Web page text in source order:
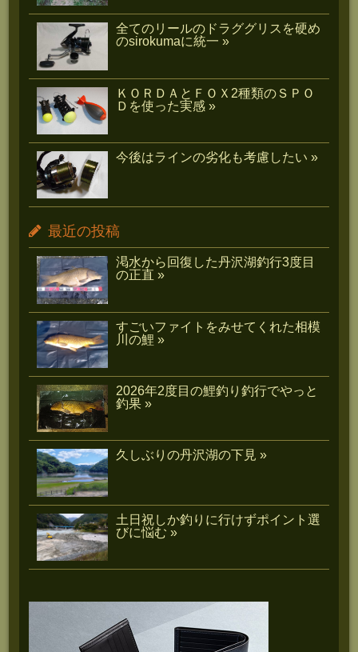
全てのリールのドラググリスを硬め
のsirokumaに統一 »
ＫＯＲＤＡとＦＯＸ2種類のＳＰＯ
Ｄを使った実感 »
今後はラインの劣化も考慮したい »
最近の投稿
渇水から回復した丹沢湖釣行3度目
の正直 »
すごいファイトをみせてくれた相模
川の鯉 »
2026年2度目の鯉釣り釣行でやっと
釣果 »
久しぶりの丹沢湖の下見 »
土日祝しか釣りに行けずポイント選
びに悩む »